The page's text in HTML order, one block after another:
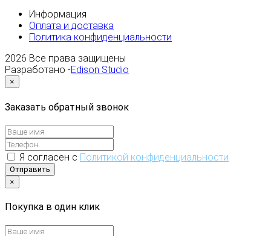
Информация
Оплата и доставка
Политика конфиденциальности
2026 Все права защищены
Разработано -Edison Studio
×
Заказать обратный звонок
Я согласен с Политикой конфиденциальности
Отправить
×
Покупка в один клик